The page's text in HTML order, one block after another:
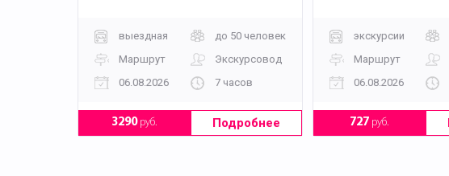
выездная
до 50 человек
Маршрут
Экскурсовод
06.08.2026
7 часов
3290руб. Подробнее
экскурсии
Маршрут
06.08.2026
727 руб.